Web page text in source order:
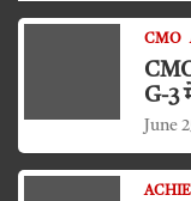
CMO
G-3
June